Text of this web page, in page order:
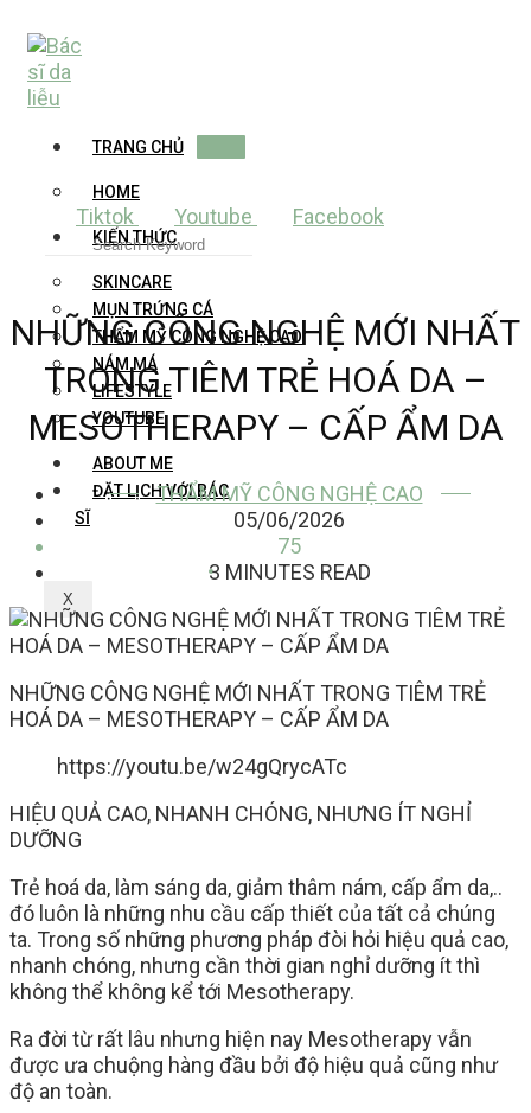
content
TRANG CHỦ
HOME
KIẾN THỨC
SKINCARE
MỤN TRỨNG CÁ
THẨM MỸ CÔNG NGHỆ CAO
NÁM MÁ
LIFESTYLE
YOUTUBE
ABOUT ME
ĐẶT LỊCH VỚI BÁC
SĨ
X
Tiktok Youtube Facebook
NHỮNG CÔNG NGHỆ MỚI NHẤT
TRONG TIÊM TRẺ HOÁ DA –
MESOTHERAPY – CẤP ẨM DA
THẨM MỸ CÔNG NGHỆ CAO
05/06/2026
75
3 MINUTES READ
NHỮNG CÔNG NGHỆ MỚI NHẤT TRONG TIÊM TRẺ
HOÁ DA – MESOTHERAPY – CẤP ẨM DA
https://youtu.be/w24gQrycATc
HIỆU QUẢ CAO, NHANH CHÓNG, NHƯNG ÍT NGHỈ
DƯỠNG
Trẻ hoá da, làm sáng da, giảm thâm nám, cấp ẩm da,..
đó luôn là những nhu cầu cấp thiết của tất cả chúng
ta. Trong số những phương pháp đòi hỏi hiệu quả cao,
nhanh chóng, nhưng cần thời gian nghỉ dưỡng ít thì
không thể không kể tới Mesotherapy.
Ra đời từ rất lâu nhưng hiện nay Mesotherapy vẫn
được ưa chuộng hàng đầu bởi độ hiệu quả cũng như
độ an toàn.